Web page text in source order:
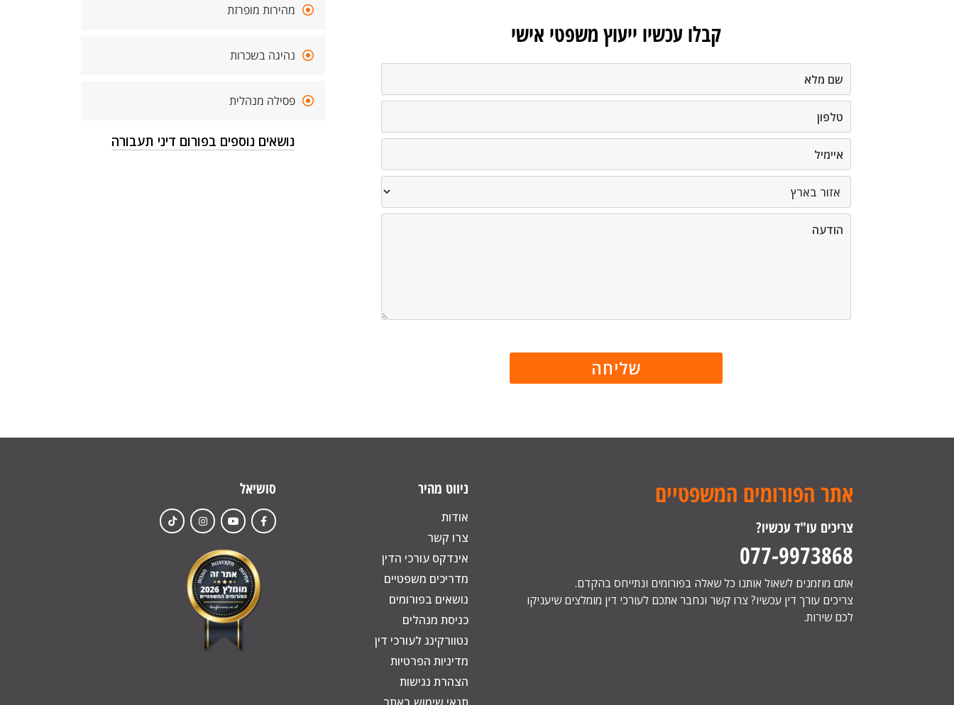
קבלו עכשיו ייעוץ משפטי אישי
מהירות מופרזת
נהיגה בשכרות
פסילה מנהלית
נושאים נוספים בפורום דיני תעבורה
אתר הפורומים המשפטיים
צריכים עו"ד עכשיו?
077-9973868
אתם מוזמנים לשאול אותנו כל שאלה בפורומים ונתייחס בהקדם.
צריכים עורך דין עכשיו? צרו קשר ונחבר אתכם לעורכי דין מומלצים שיעניקו
לכם שירות.
ניווט מהיר
אודות
צרו קשר
אינדקס עורכי הדין
מדריכים משפטיים
נושאים בפורומים
כניסת מנהלים
נטוורקינג לעורכי דין
מדיניות הפרטיות
הצהרת נגישות
סושיאל